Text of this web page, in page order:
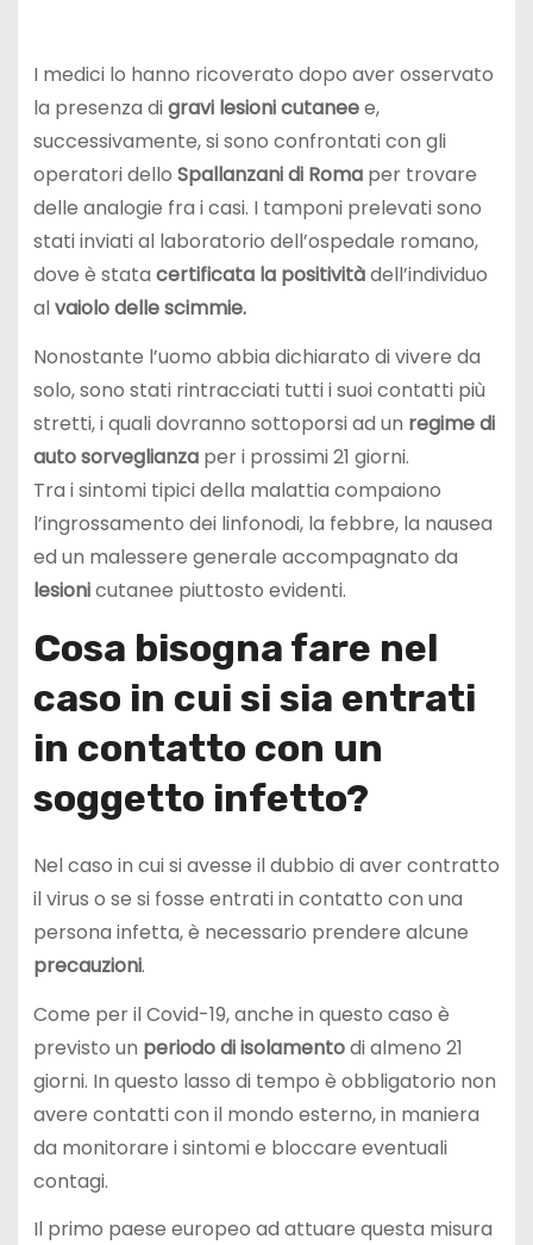
I medici lo hanno ricoverato dopo aver osservato
la presenza digravi lesioni cutaneee,
successivamente, si sono confrontati con gli
operatori dello Spallanzani di Romaper trovare
delle analogie fra i casi. I tamponi prelevati sono
stati inviati al laboratorio dell’ospedale romano,
dove è stata certificata la positivitàdell’individuo
alvaiolo delle scimmie.
Nonostante l’uomo abbia dichiarato di vivere da
solo, sono stati rintracciati tutti i suoi contatti più
stretti, i quali dovranno sottoporsi ad un regime di
autosorveglianzaper i prossimi 21 giorni.
Tra i sintomi tipici della malattia compaiono
l’ingrossamento dei linfonodi, la febbre, la nausea
ed un malessere generale accompagnato da
lesionicutanee piuttosto evidenti.
Cosa bisogna fare nel
caso in cui si sia entrati
in contatto con un
soggetto infetto?
Nel caso in cui si avesse il dubbio di aver contratto
il virus o se si fosse entrati in contatto con una
persona infetta, è necessario prendere alcune
precauzioni.
Come per il Covid-19, anche in questo caso è
previsto un periodo di isolamentodi almeno 21
giorni. In questo lasso di tempo è obbligatorio non
avere contatti con il mondo esterno, in maniera
da monitorare i sintomi e bloccare eventuali
contagi.
Il primo paese europeo ad attuare questa misura